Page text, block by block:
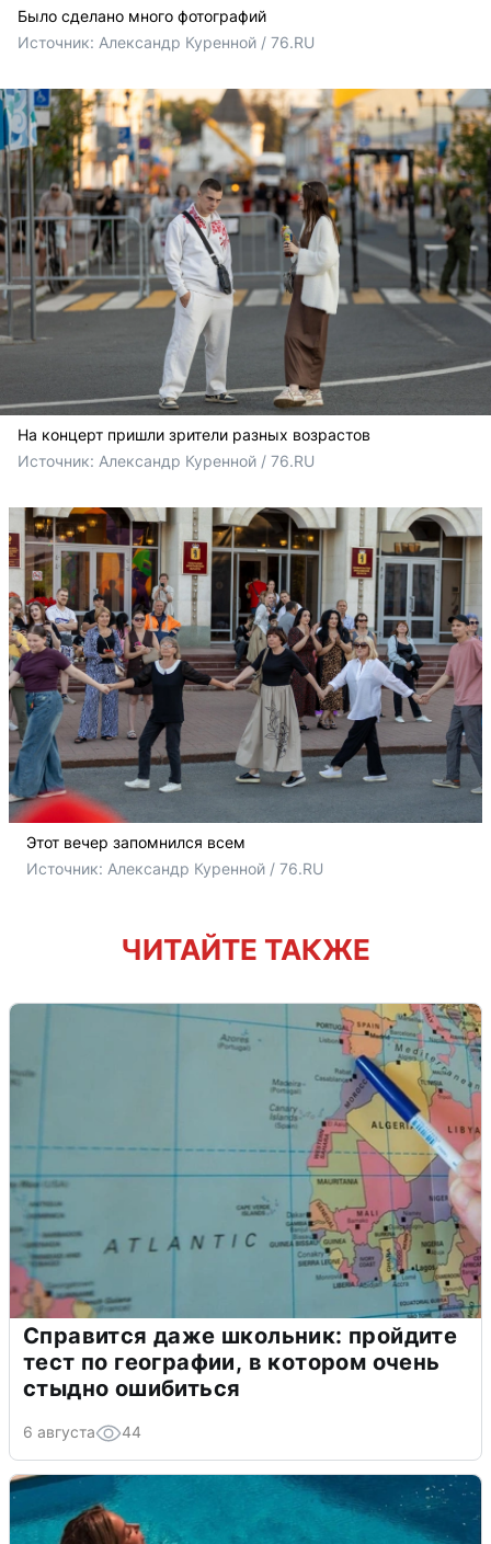
Было сделано много фотографий
Источник: Александр Куренной / 76.RU
На концерт пришли зрители разных возрастов
Источник: Александр Куренной / 76.RU
Этот вечер запомнился всем
Источник: Александр Куренной / 76.RU
ЧИТАЙТЕ ТАКЖЕ
Справится даже школьник: пройдите
тест по географии, в котором очень
стыдно ошибиться
6 августа 44